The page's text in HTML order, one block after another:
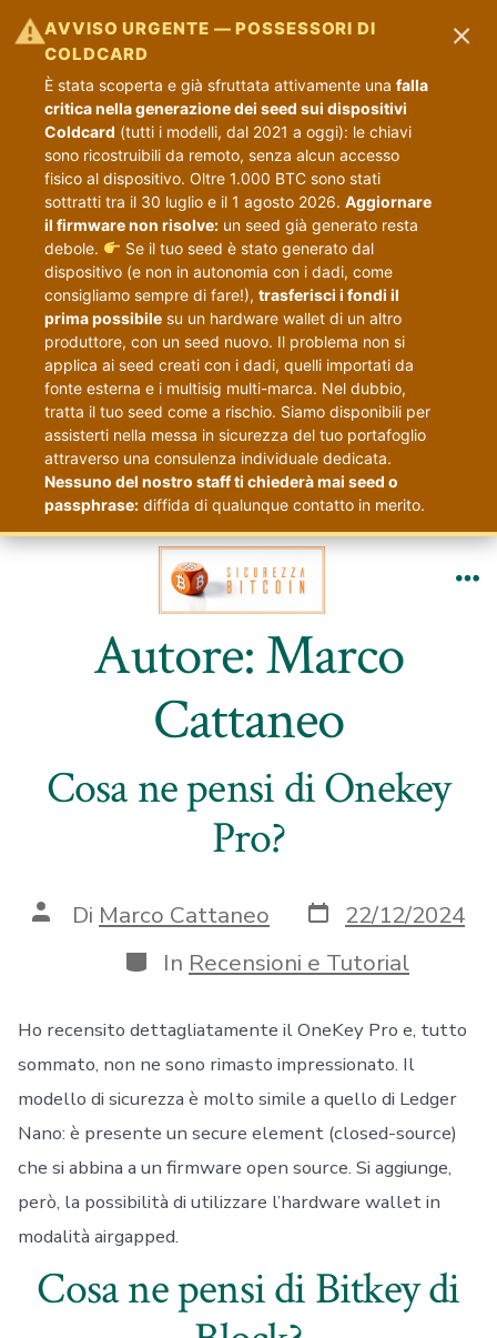
⚠AVVISO URGENTE — POSSESSORI DI
COLDCARD
È stata scoperta e già sfruttata attivamente una falla
critica nella generazione dei seed sui dispositivi
Coldcard (tutti i modelli, dal 2021 a oggi): le chiavi
sono ricostruibili da remoto, senza alcun accesso
fisico al dispositivo. Oltre 1.000 BTC sono stati
sottratti tra il 30 luglio e il 1 agosto 2026. Aggiornare
il firmware non risolve: un seed già generato resta
debole.
Se il tuo seed è stato generato dal
dispositivo (e non in autonomia con i dadi, come
consigliamo sempre di fare!), trasferisci i fondi il
prima possibile su un hardware wallet di un altro
produttore, con un seed nuovo. Il problema non si
applica ai seed creati con i dadi, quelli importati da
fonte esterna e i multisig multi-marca. Nel dubbio,
tratta il tuo seed come a rischio. Siamo disponibili per
assisterti nella messa in sicurezza del tuo portafoglio
attraverso una consulenza individuale dedicata.
Nessuno del nostro staff ti chiederà mai seed o
passphrase: diffida di qualunque contatto in merito.
×
Passa
Autore:Marco
Cattaneo
Cosa ne pensi di Onekey
Pro?
Autore
articolo
Di Marco Cattaneo Data
articolo
22/12/2024
Categorie
In Recensioni e Tutorial
Ho recensito dettagliatamente il OneKey Pro e, tutto
sommato, non ne sono rimasto impressionato. Il
modello di sicurezza è molto simile a quello di Ledger
Nano: è presente un secure element (closed-source)
che si abbina a un firmware open source. Si aggiunge,
però, la possibilità di utilizzare l’hardware wallet in
modalità airgapped.
Cosa ne pensi di Bitkey di